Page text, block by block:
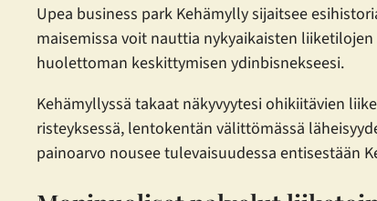
Upea business park Kehämylly sijaitsee
maisemissa voit nauttia nykyaikaisten
huolettoman keskittymisen ydinbisnekseesi.
Kehämyllyssä takaat näkyvyytesi ohikiitävien
risteyksessä, lentokentän välittömässä
painoarvo nousee tulevaisuudessa entisestään